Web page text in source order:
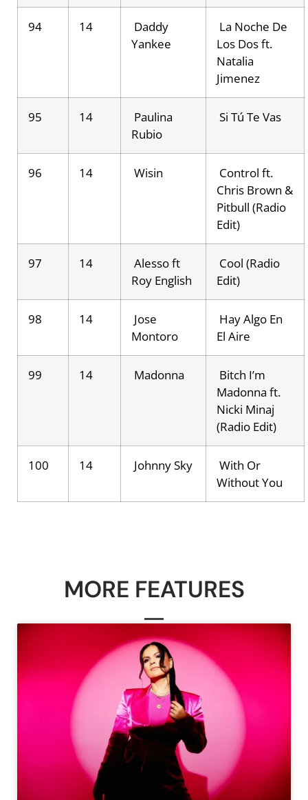
94 14
Daddy
Yankee
La Noche De
Los Dos ft.
Natalia
Jimenez
95 14
Paulina
Rubio
Si Tú Te Vas
96 14 Wisin
Control ft.
Chris Brown &
Pitbull (Radio
Edit)
97 14
Alesso ft
Roy English
Cool (Radio
Edit)
98 14
Jose
Montoro
Hay Algo En
El Aire
99 14 Madonna
Bitch I’m
Madonna ft.
Nicki Minaj
(Radio Edit)
100 14 Johnny Sky
With Or
Without You
MORE FEATURES